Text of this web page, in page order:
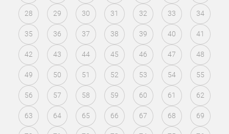
28 29 30 31 32 33 34
35 36 37 38 39 40 41
42 43 44 45 46 47 48
49 50 51 52 53 54 55
56 57 58 59 60 61 62
63 64 65 66 67 68 69